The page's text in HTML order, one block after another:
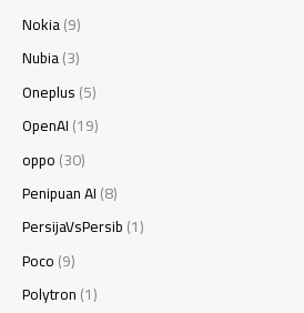
Nokia(9)
Nubia(3)
Oneplus(5)
OpenAI(19)
oppo(30)
Penipuan AI(8)
PersijaVsPersib(1)
Poco(9)
Polytron(1)